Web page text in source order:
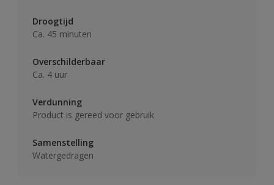
Droogtijd
Ca. 45 minuten
Overschilderbaar
Ca. 4 uur
Verdunning
Product is gereed voor gebruik
Samenstelling
Watergedragen